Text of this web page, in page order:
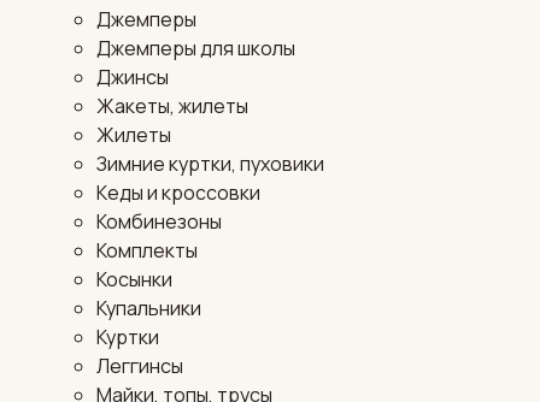
Джемперы
Джемперы для школы
Джинсы
Жакеты, жилеты
Жилеты
Зимние куртки, пуховики
Кеды и кроссовки
Комбинезоны
Комплекты
Косынки
Купальники
Куртки
Леггинсы
Майки, топы, трусы